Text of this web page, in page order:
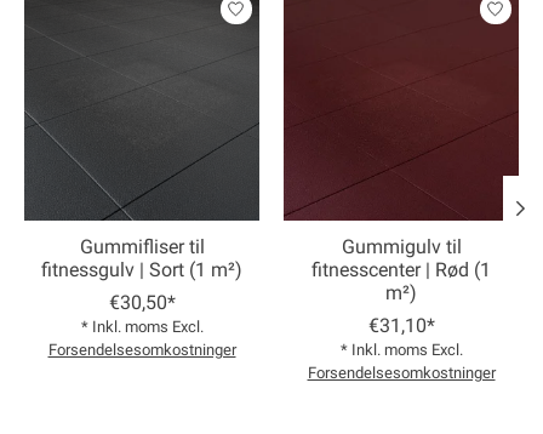
Gummifliser til
fitnessgulv | Sort (1 m²)
€30,50*
* Inkl. moms Excl.
Forsendelsesomkostninger
Gummigulv til
fitnesscenter | Rød (1
m²)
€31,10*
* Inkl. moms Excl.
Forsendelsesomkostninger